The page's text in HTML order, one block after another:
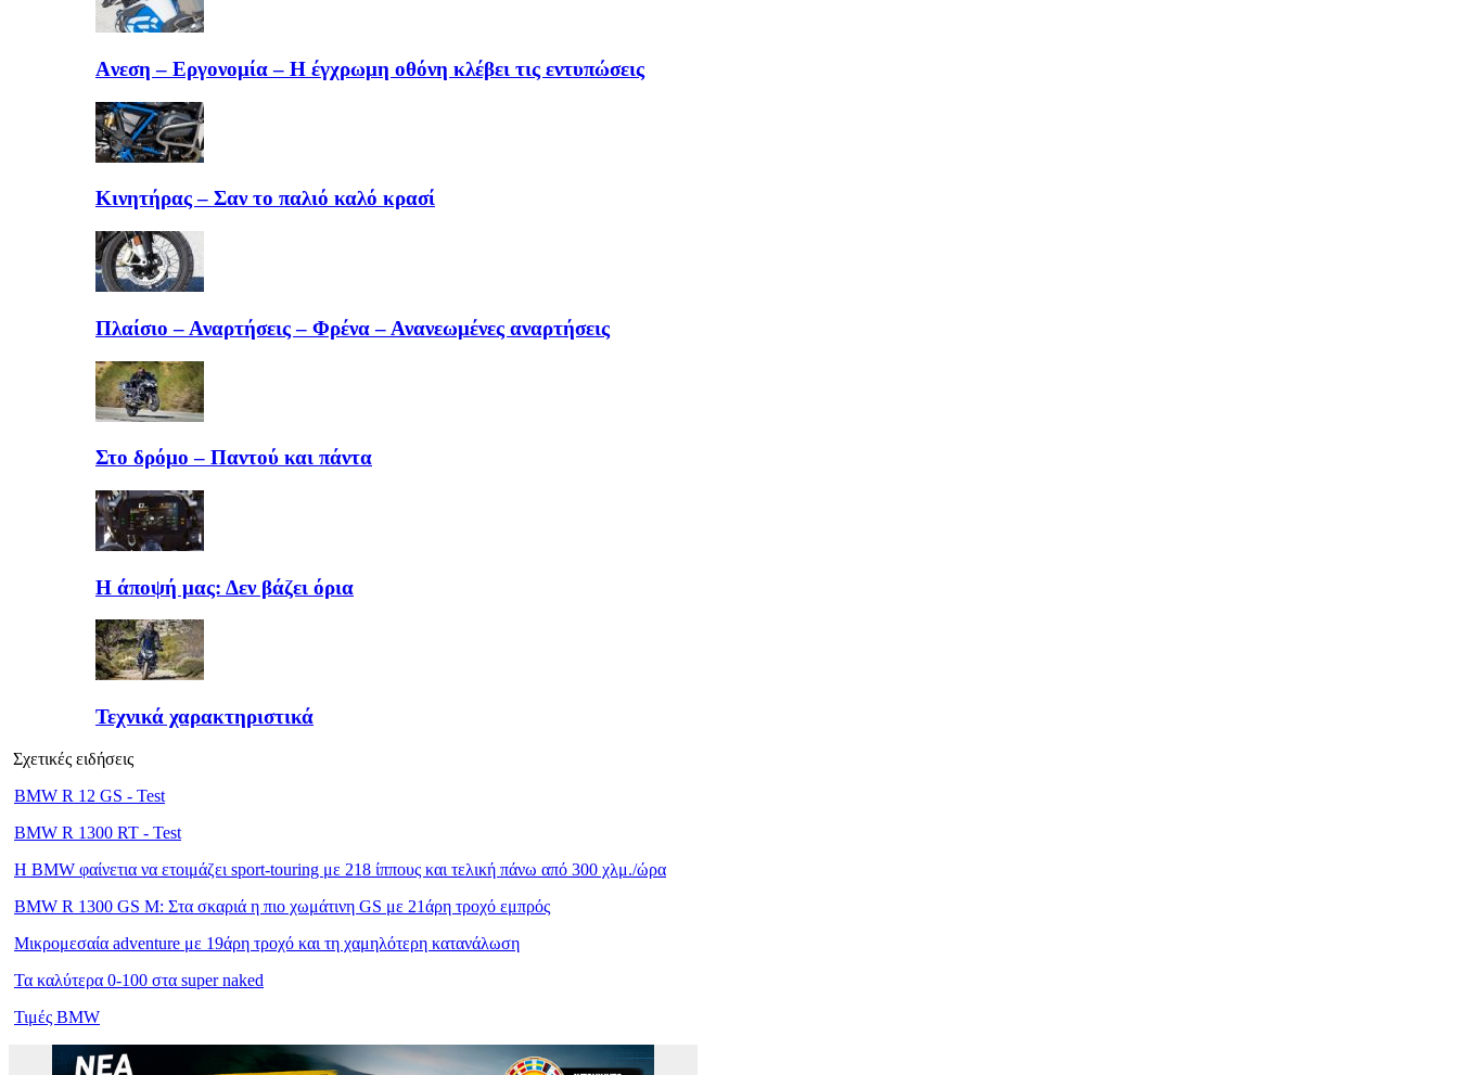
Aνεση – Εργονομία – Η έγχρωμη οθόνη κλέβει τις εντυπώσεις
Κινητήρας – Σαν το παλιό καλό κρασί
Πλαίσιο – Αναρτήσεις – Φρένα – Ανανεωμένες αναρτήσεις
Στο δρόμο – Παντού και πάντα
Η άποψή μας: Δεν βάζει όρια
Τεχνικά χαρακτηριστικά
Σχετικές ειδήσεις
BMW R 12 GS - Test
BMW R 1300 RT - Test
Η BMW φαίνετια να ετοιμάζει sport-touring με 218 ίππους και τελική πάνω από 300 χλμ./ώρα
BMW R 1300 GS M: Στα σκαριά η πιο χωμάτινη GS με 21άρη τροχό εμπρός
Μικρομεσαία adventure με 19άρη τροχό και τη χαμηλότερη κατανάλωση
Τα καλύτερα 0-100 στα super naked
Τιμές BMW